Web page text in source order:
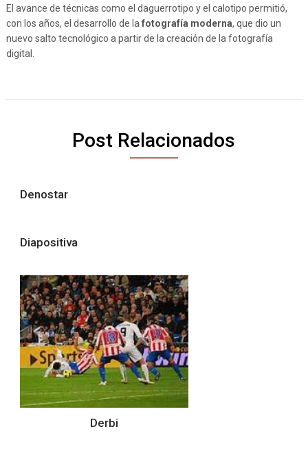
El avance de técnicas como el daguerrotipo y el calotipo permitió,
con los años, el desarrollo de la fotografía moderna, que dio un
nuevo salto tecnológico a partir de la creación de la fotografía
digital.
Post Relacionados
Denostar
Diapositiva
Derbi